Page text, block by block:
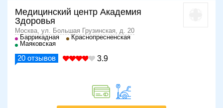
Медицинский центр Академия
Здоровья
Москва, ул. Большая Грузинская, д. 20
Баррикадная
Краснопресненская
Маяковская
20 отзывов 3.9